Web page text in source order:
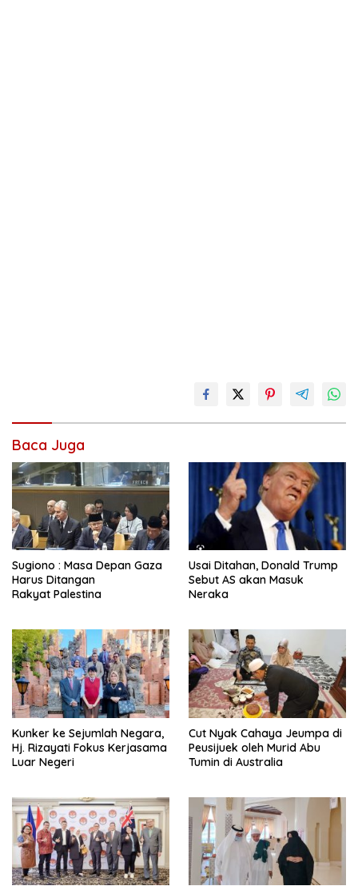
Baca Juga
Sugiono : Masa Depan Gaza
Harus Ditangan
Rakyat Palestina
Usai Ditahan, Donald Trump
Sebut AS akan Masuk
Neraka
Kunker ke Sejumlah Negara,
Hj. Rizayati Fokus Kerjasama
Luar Negeri
Cut Nyak Cahaya Jeumpa di
Peusijuek oleh Murid Abu
Tumin di Australia